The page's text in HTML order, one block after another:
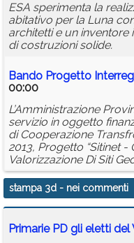
ESA sperimenta la
abitativo per la Luna
architetti e un inventore
di costruzioni solide.
Bando Progetto
00:00
L’Amministrazione
servizio in oggetto
di Cooperazione
2013, Progetto “Sitinet -
Valorizzazione Di Siti
stampa 3d - nei commenti
Primarie PD gli eletti del